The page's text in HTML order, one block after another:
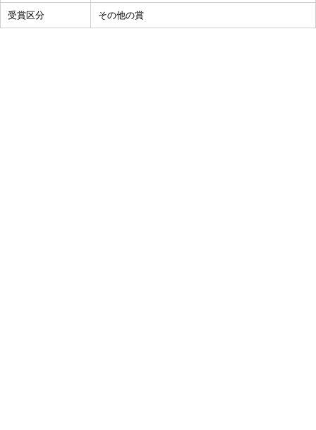
受賞区分 その他の賞